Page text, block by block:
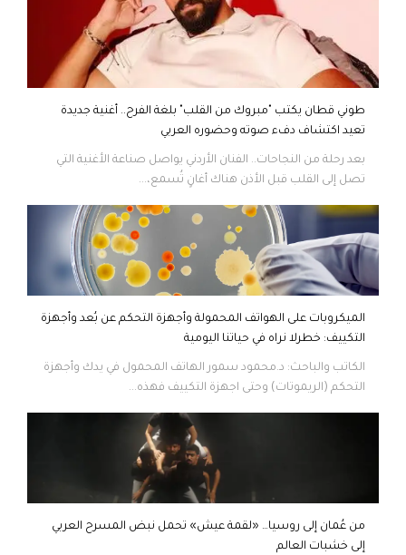
طوني قطان يكتب "مبروك من القلب" بلغة الفرح.. أغنية جديدة
تعيد اكتشاف دفء صوته وحضوره العربي
بعد رحلة من النجاحات.. الفنان الأردني يواصل صناعة الأغنية التي
تصل إلى القلب قبل الأذن هناك أغانٍ تُسمع،...
الميكروبات على الهواتف المحمولة وأجهزة التحكم عن بُعد وأجهزة
التكييف: خطرلا نراه في حياتنا اليومية
الكاتب والباحث: د.محمود سمور الهاتف المحمول في يدك وأجهزة
التحكم (الريموتات) وحتى اجهزة التكييف فهذه...
من عُمان إلى روسيا… «لقمة عيش» تحمل نبض المسرح العربي
إلى خشبات العالم